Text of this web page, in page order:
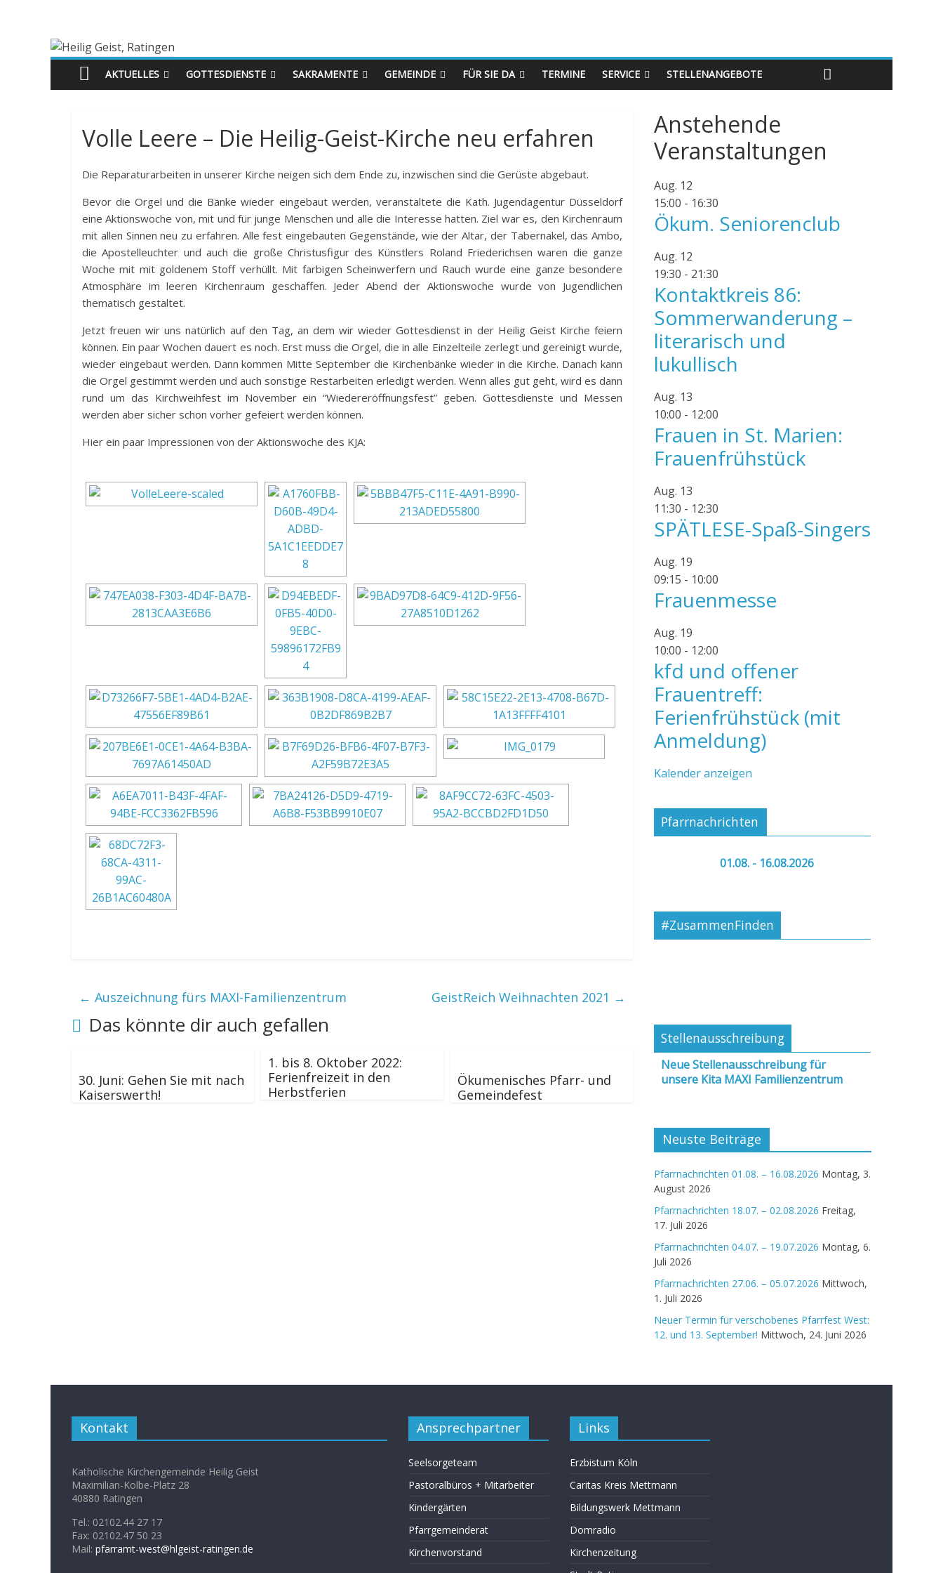
AKTUELLES GOTTESDIENSTE SAKRAMENTE GEMEINDE FÜR SIE DA TERMINE SERVICE STELLENANGEBOTE
Volle Leere – Die Heilig-Geist-Kirche neu erfahren
Die Reparaturarbeiten in unserer Kirche neigen sich dem Ende zu, inzwischen sind die Gerüste abgebaut.
Bevor die Orgel und die Bänke wieder eingebaut werden, veranstaltete die Kath. Jugendagentur Düsseldorf
eine Aktionswoche von, mit und für junge Menschen und alle die Interesse hatten. Ziel war es, den Kirchenraum
mit allen Sinnen neu zu erfahren. Alle fest eingebauten Gegenstände, wie der Altar, der Tabernakel, das Ambo,
die Apostelleuchter und auch die große Christusfigur des Künstlers Roland Friederichsen waren die ganze
Woche mit mit goldenem Stoff verhüllt. Mit farbigen Scheinwerfern und Rauch wurde eine ganze besondere
Atmosphäre im leeren Kirchenraum geschaffen. Jeder Abend der Aktionswoche wurde von Jugendlichen
thematisch gestaltet.
Jetzt freuen wir uns natürlich auf den Tag, an dem wir wieder Gottesdienst in der Heilig Geist Kirche feiern
können. Ein paar Wochen dauert es noch. Erst muss die Orgel, die in alle Einzelteile zerlegt und gereinigt wurde,
wieder eingebaut werden. Dann kommen Mitte September die Kirchenbänke wieder in die Kirche. Danach kann
die Orgel gestimmt werden und auch sonstige Restarbeiten erledigt werden. Wenn alles gut geht, wird es dann
rund um das Kirchweihfest im November ein “Wiedereröffnungsfest” geben. Gottesdienste und Messen
werden aber sicher schon vorher gefeiert werden können.
Hier ein paar Impressionen von der Aktionswoche des KJA:
← Auszeichnung fürs MAXI-Familienzentrum GeistReich Weihnachten 2021 →
Das könnte dir auch gefallen
30. Juni: Gehen Sie mit nach
Kaiserswerth!
1. bis 8. Oktober 2022:
Ferienfreizeit in den
Herbstferien
Ökumenisches Pfarr- und
Gemeindefest
Anstehende
Veranstaltungen
Aug. 12
15:00 - 16:30
Ökum. Seniorenclub
Aug. 12
19:30 - 21:30
Kontaktkreis 86:
Sommerwanderung –
literarisch und
lukullisch
Aug. 13
10:00 - 12:00
Frauen in St. Marien:
Frauenfrühstück
Aug. 13
11:30 - 12:30
SPÄTLESE-Spaß-Singers
Aug. 19
09:15 - 10:00
Frauenmesse
Aug. 19
10:00 - 12:00
kfd und offener
Frauentreff:
Ferienfrühstück (mit
Anmeldung)
Kalender anzeigen
Pfarrnachrichten
01.08. - 16.08.2026
#ZusammenFinden
Stellenausschreibung
Neue Stellenausschreibung für
unsere Kita MAXI Familienzentrum
Neuste Beiträge
Pfarrnachrichten 01.08. – 16.08.2026 Montag, 3.
August 2026
Pfarrnachrichten 18.07. – 02.08.2026 Freitag,
17. Juli 2026
Pfarrnachrichten 04.07. – 19.07.2026 Montag, 6.
Juli 2026
Pfarrnachrichten 27.06. – 05.07.2026 Mittwoch,
1. Juli 2026
Neuer Termin für verschobenes Pfarrfest West:
12. und 13. September! Mittwoch, 24. Juni 2026
Kontakt
Katholische Kirchengemeinde Heilig Geist
Maximilian-Kolbe-Platz 28
40880 Ratingen
Tel.: 02102.44 27 17
Fax: 02102.47 50 23
Mail: pfarramt-west@hlgeist-ratingen.de
Ansprechpartner
Seelsorgeteam
Pastoralbüros + Mitarbeiter
Kindergärten
Pfarrgemeinderat
Kirchenvorstand
Links
Erzbistum Köln
Caritas Kreis Mettmann
Bildungswerk Mettmann
Domradio
Kirchenzeitung